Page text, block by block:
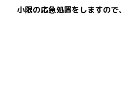
小限の応急処置をしますので